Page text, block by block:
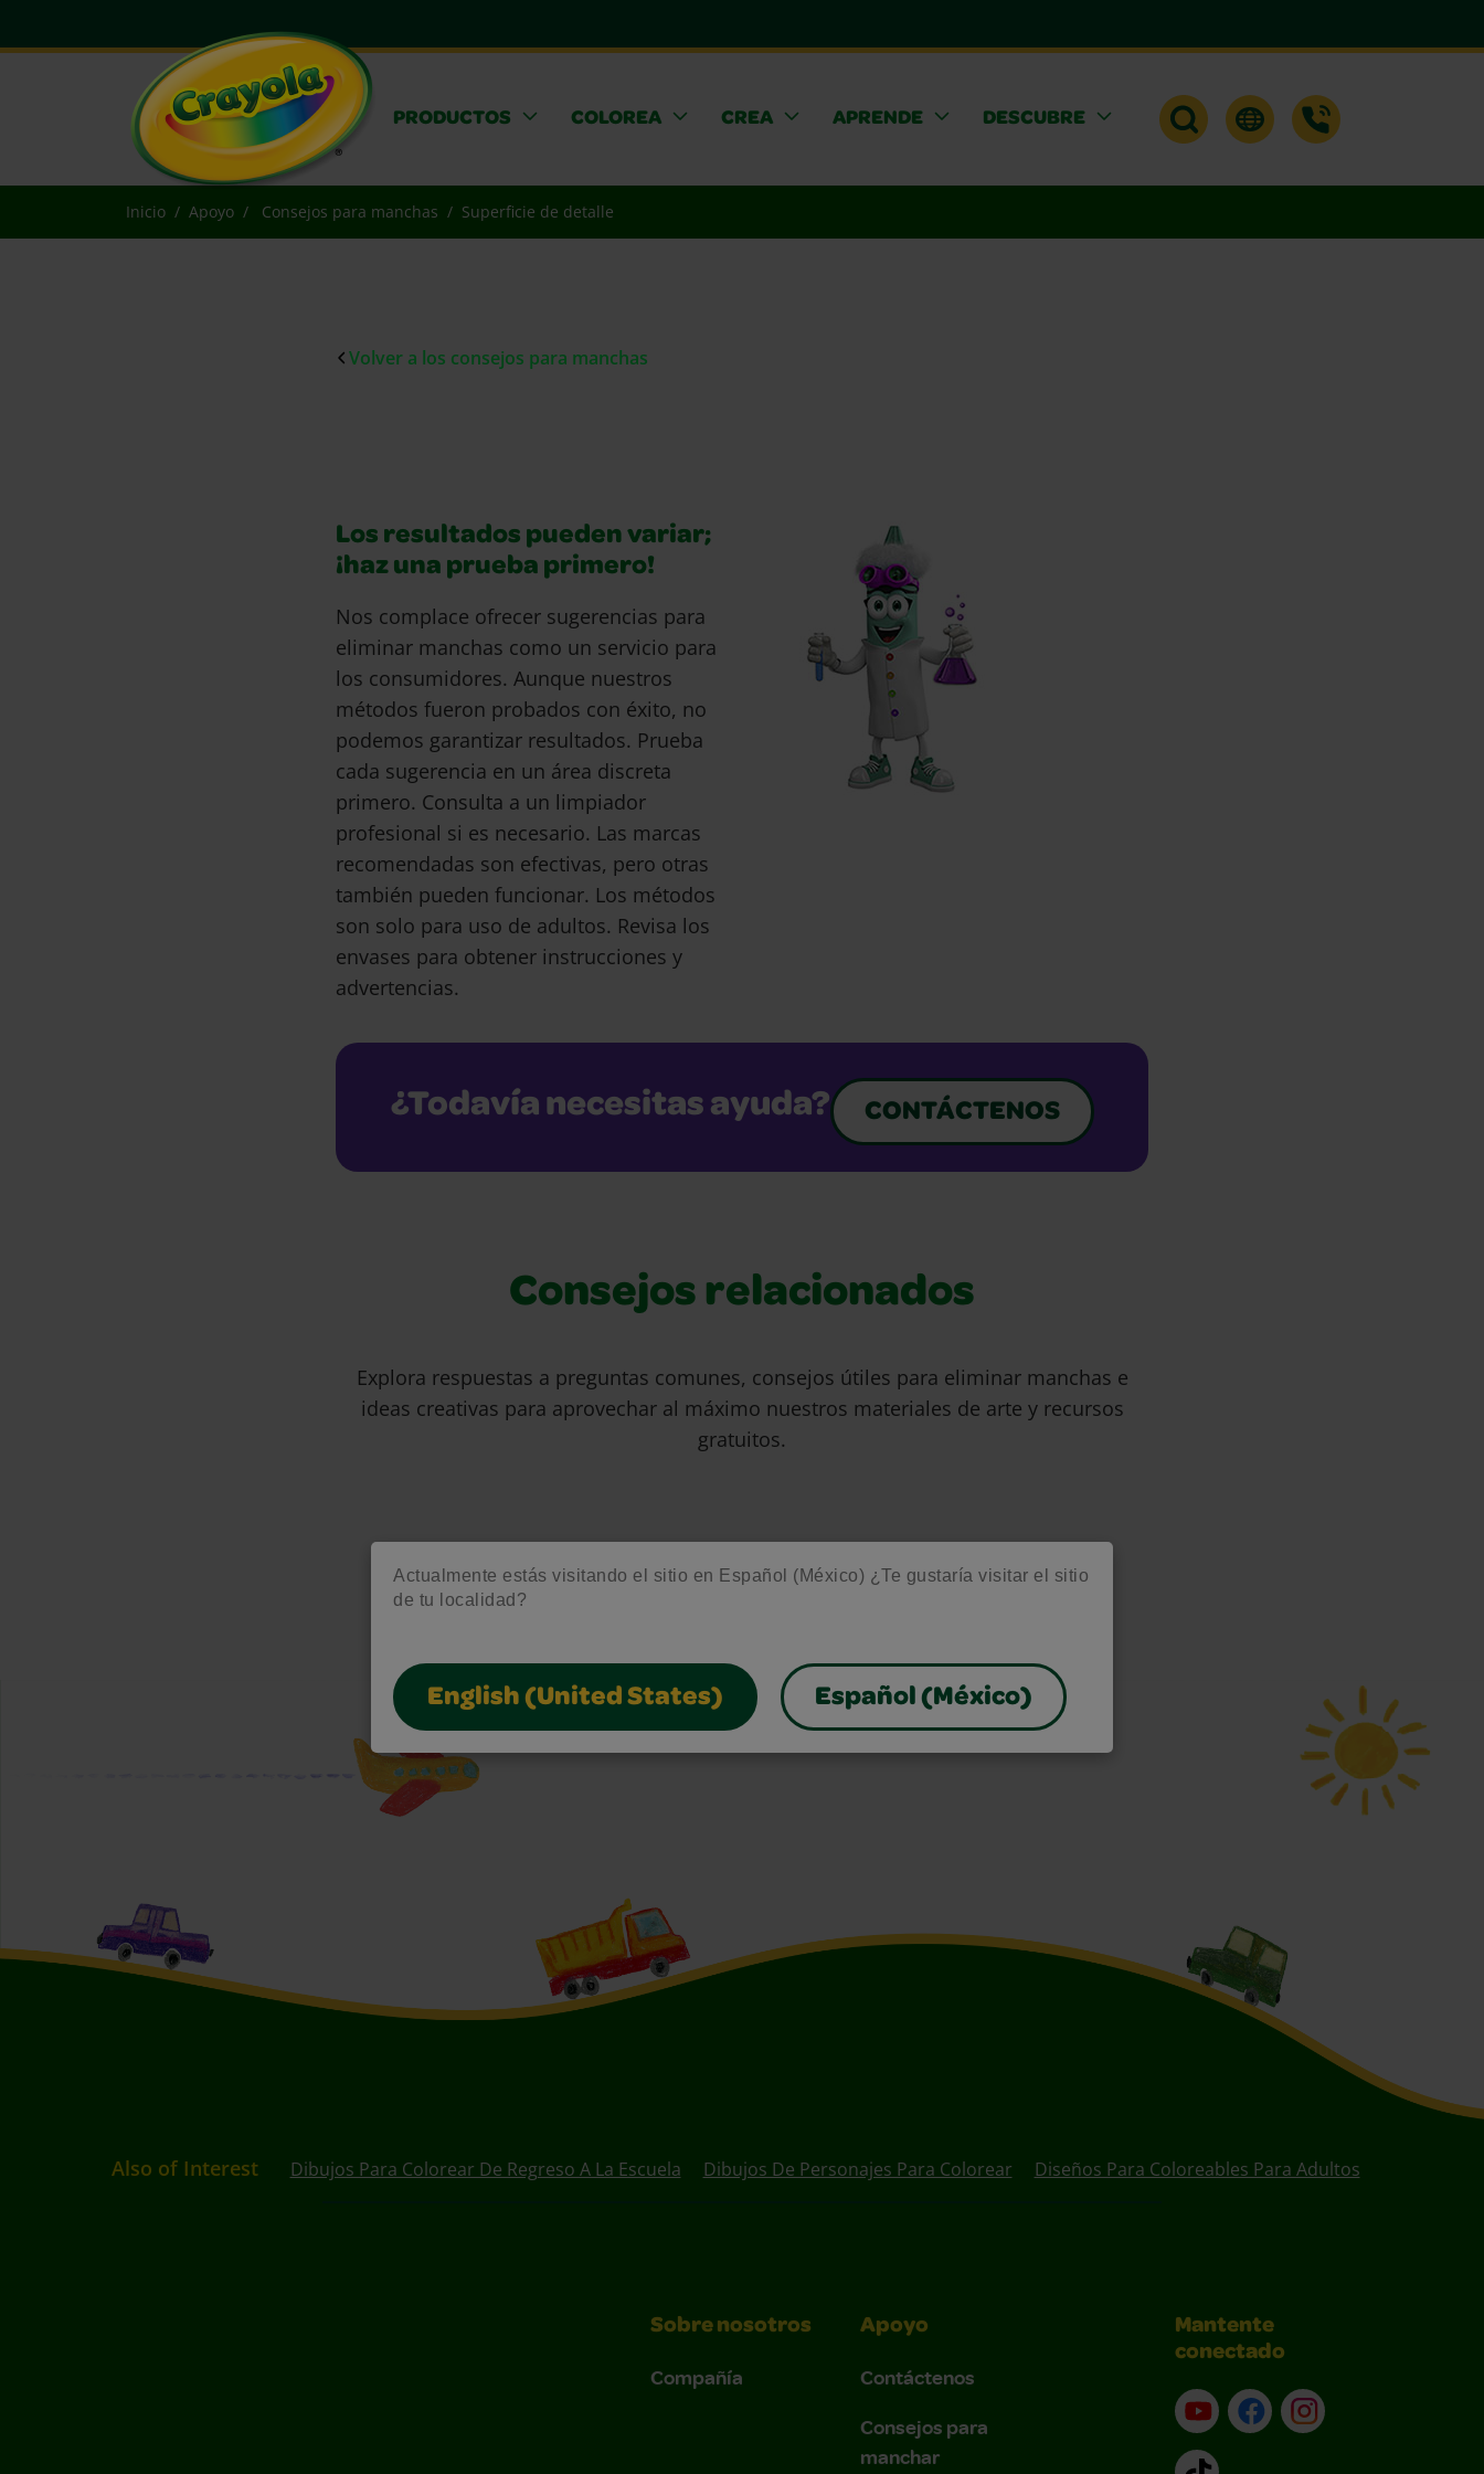
Actualmente estás visitando el sitio en Español (México) ¿Te gustaría visitar el sitio
de tu localidad?
English (United States) Español (México)
PRODUCTOS COLOREA CREA APRENDE DESCUBRE
Inicio Apoyo Consejos para manchas Superficie de detalle
Volver a los consejos para manchas
Los resultados pueden variar;
¡haz una prueba primero!
Nos complace ofrecer sugerencias para
eliminar manchas como un servicio para
los consumidores. Aunque nuestros
métodos fueron probados con éxito, no
podemos garantizar resultados. Prueba
cada sugerencia en un área discreta
primero. Consulta a un limpiador
profesional si es necesario. Las marcas
recomendadas son efectivas, pero otras
también pueden funcionar. Los métodos
son solo para uso de adultos. Revisa los
envases para obtener instrucciones y
advertencias.
¿Todavía necesitas ayuda? CONTÁCTENOS
Consejos relacionados
Explora respuestas a preguntas comunes, consejos útiles para eliminar manchas e
ideas creativas para aprovechar al máximo nuestros materiales de arte y recursos
gratuitos.
Also of Interest Dibujos Para Colorear De Regreso A La Escuela Dibujos De Personajes Para Colorear Diseños Para Coloreables Para Adultos
Sobre nosotros
Compañía
Apoyo
Contáctenos
Consejos para
manchar
Mantente
conectado
YouTube (en inglés)
Facebook (en inglés)
Instagram (en
TikTok